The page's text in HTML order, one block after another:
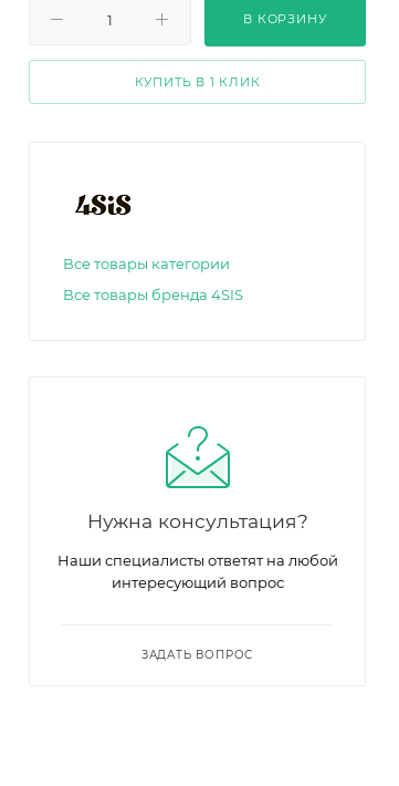
В КОРЗИНУ
КУПИТЬ В 1 КЛИК
Все товары категории
Все товары бренда 4SIS
Нужна консультация?
Наши специалисты ответят на любой
интересующий вопрос
ЗАДАТЬ ВОПРОС